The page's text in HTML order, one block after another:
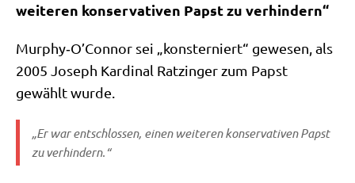
wei­te­ren kon­ser­va­ti­ven Papst zu verhindern“
Murphy‑O’Connor sei „kon­ster­niert“ gewe­sen, als
2005 Joseph Kar­di­nal Ratz­in­ger zum Papst
gewählt wurde.
„Er war ent­schlos­sen, einen wei­te­ren kon­ser­va­ti­ven Papst
zu verhindern.“